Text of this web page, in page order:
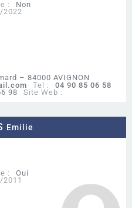
:
Non
2022
– 84000 AVIGNON
Tel :
04 90 85 06 58
98 Site Web :
Emilie
:
Oui
2011